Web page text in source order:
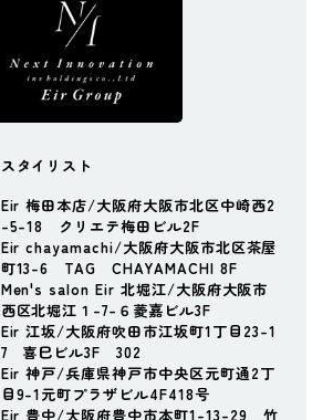
スタイリスト
Eir 梅田本店/大阪府大阪市北区中崎西2
-5-18 クリエテ梅田ビル2F
Eir chayamachi/大阪府大阪市北区茶屋
町13-6 TAG CHAYAMACHI 8F
Men's salon Eir 北堀江/大阪府大阪市
西区北堀江１-7-６菱嘉ビル3F
Eir 江坂/大阪府吹田市江坂町1丁目23-1
7 喜巳ビル3F 302
Eir 神戸/兵庫県神戸市中央区元町通2丁
目9-1元町プラザビル4F418号
Eir 豊中/大阪府豊中市本町1-13-29 竹